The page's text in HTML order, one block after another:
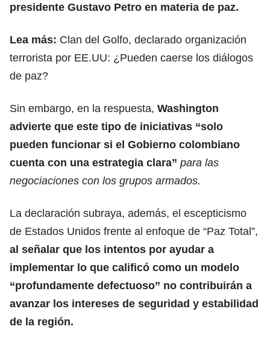
presidente Gustavo Petro en materia de paz.
Lea más: Clan del Golfo, declarado organización
terrorista por EE.UU: ¿Pueden caerse los diálogos
de paz?
Sin embargo, en la respuesta, Washington
advierte que este tipo de iniciativas “solo
pueden funcionar si el Gobierno colombiano
cuenta con una estrategia clara” para las
negociaciones con los grupos armados.
La declaración subraya, además, el escepticismo
de Estados Unidos frente al enfoque de “Paz Total”,
al señalar que los intentos por ayudar a
implementar lo que calificó como un modelo
“profundamente defectuoso” no contribuirán a
avanzar los intereses de seguridad y estabilidad
de la región.